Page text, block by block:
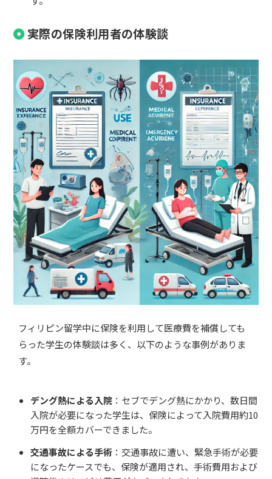
実際の保険利用者の体験談
フィリピン留学中に保険を利用して医療費を補償しても
らった学生の体験談は多く、以下のような事例がありま
す。
デング熱による入院：セブでデング熱にかかり、数日間
入院が必要になった学生は、保険によって入院費用約10
万円を全額カバーできました。
交通事故による手術：交通事故に遭い、緊急手術が必要
になったケースでも、保険が適用され、手術費用および